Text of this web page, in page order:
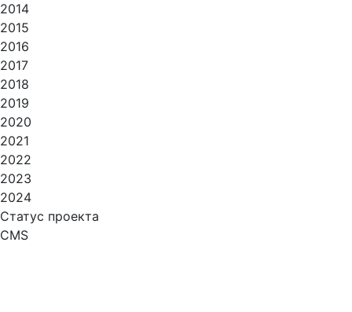
2014
2015
2016
2017
2018
2019
2020
2021
2022
2023
2024
Статус проекта
CMS